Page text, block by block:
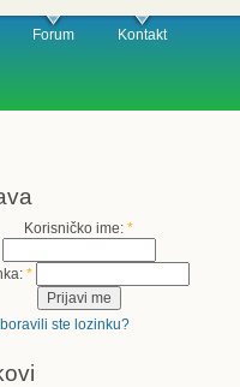
Forum Kontakt
Korisničko ime: *
*
ste lozinku?